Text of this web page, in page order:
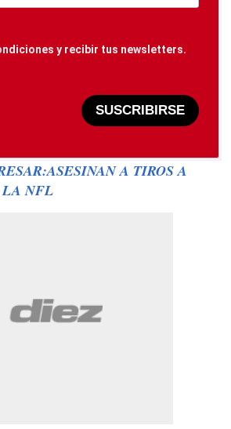
y recibir tus newsletters.
SUSCRIBIRSE
A TIROS A
LA NFL